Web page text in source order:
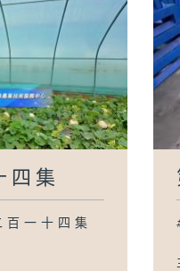
四集
一十四集